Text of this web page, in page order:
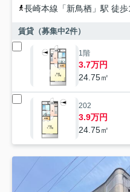
長崎本線 「新鳥栖 」駅 徒
賃貸（募集中2件）
1階
3.7万円
24.75㎡
202
3.9万円
24.75㎡